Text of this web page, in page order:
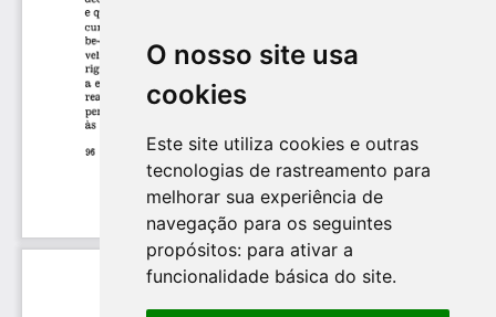
O nosso site usa
cookies
Este site utiliza cookies e outras
tecnologias de rastreamento para
melhorar sua experiência de
navegação para os seguintes
propósitos: para ativar a
funcionalidade básica do site.